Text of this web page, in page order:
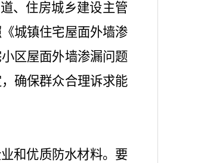
、住房城乡建设主管
城镇住宅屋面外墙渗
区屋面外墙渗漏问题
确保群众合理诉求能
和优质防水材料。要